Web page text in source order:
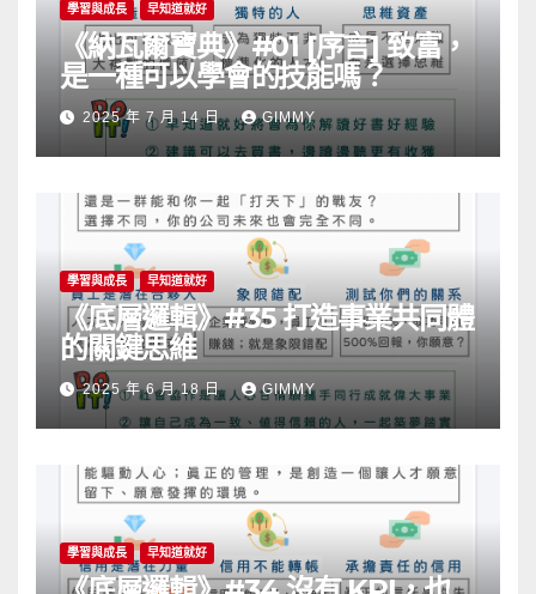
學習與成長 早知道就好
《納瓦爾寶典》#01 [序言] 致富，
是一種可以學會的技能嗎？
2025 年 7 月 14 日 GIMMY
學習與成長 早知道就好
《底層邏輯》#35 打造事業共同體
的關鍵思維
2025 年 6 月 18 日 GIMMY
學習與成長 早知道就好